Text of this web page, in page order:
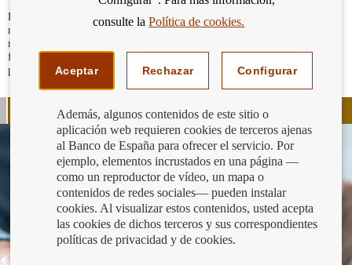
Los préstamos personales y los créditos al consumo son los productos que
nos permiten financiar la adquisición de bienes duraderos (un coche,
muebles, etc), pagar un máster, realizar un viaje, etc... Suelen ser más
fáciles de obtener que un préstamo hipotecario, aunque resultan más caros
porque los intereses que hay que pagar al banco son más elevados.
Concepto y características
consulte laPolítica de cookies.
Aceptar Rechazar Configurar
Además, algunos contenidos de este sitio o
aplicación web requieren cookies de terceros ajenas
al Banco de España para ofrecer el servicio. Por
ejemplo, elementos incrustados en una página —
como un reproductor de vídeo, un mapa o
contenidos de redes sociales— pueden instalar
cookies. Al visualizar estos contenidos, usted acepta
las cookies de dichos terceros y sus correspondientes
políticas de privacidad y de cookies.